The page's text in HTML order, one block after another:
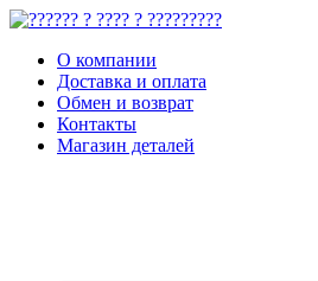
О компании
Доставка и оплата
Обмен и возврат
Контакты
Магазин деталей